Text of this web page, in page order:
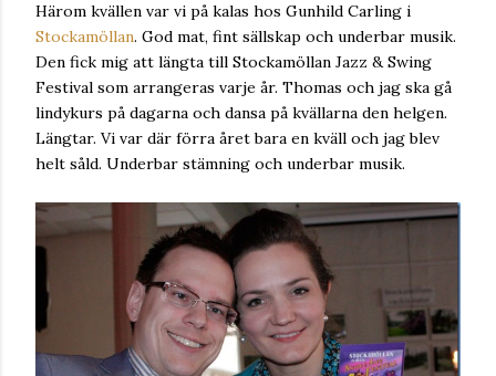
Härom kvällen var vi på kalas hos Gunhild Carling i
Stockamöllan. God mat, fint sällskap och underbar musik.
Den fick mig att längta till Stockamöllan Jazz & Swing
Festival som arrangeras varje år. Thomas och jag ska gå
lindykurs på dagarna och dansa på kvällarna den helgen.
Längtar. Vi var där förra året bara en kväll och jag blev
helt såld. Underbar stämning och underbar musik.